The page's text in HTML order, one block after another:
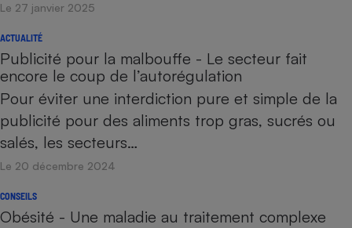
Le 27 janvier 2025
ACTUALITÉ
Publicité pour la malbouffe - Le secteur fait
encore le coup de l’autorégulation
Pour éviter une interdiction pure et simple de la
publicité pour des aliments trop gras, sucrés ou
salés, les secteurs…
Le 20 décembre 2024
CONSEILS
Obésité - Une maladie au traitement complexe